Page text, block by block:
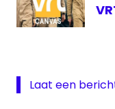
Laat een